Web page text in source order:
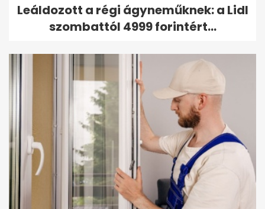
Leáldozott a régi ágyneműknek: a Lidl
szombattól 4999 forintért...